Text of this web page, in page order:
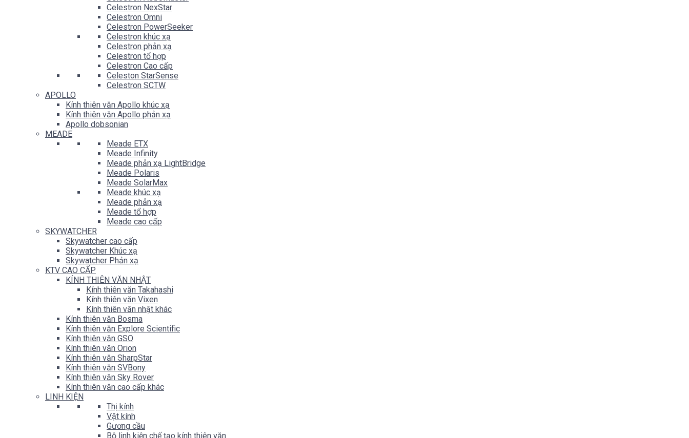
Celestron NexStar
Celestron Omni
Celestron PowerSeeker
Celestron khúc xạ
Celestron phản xạ
Celestron tổ hợp
Celestron Cao cấp
Celeston StarSense
Celestron SCTW
APOLLO
Kính thiên văn Apollo khúc xạ
Kính thiên văn Apollo phản xạ
Apollo dobsonian
MEADE
Meade ETX
Meade Infinity
Meade phản xạ LightBridge
Meade Polaris
Meade SolarMax
Meade khúc xạ
Meade phản xạ
Meade tổ hợp
Meade cao cấp
SKYWATCHER
Skywatcher cao cấp
Skywatcher Khúc xạ
Skywatcher Phản xạ
KTV CAO CẤP
KÍNH THIÊN VĂN NHẬT
Kính thiên văn Takahashi
Kính thiên văn Vixen
Kính thiên văn nhật khác
Kính thiên văn Bosma
Kính thiên văn Explore Scientific
Kính thiên văn GSO
Kính thiên văn Orion
Kính thiên văn SharpStar
Kính thiên văn SVBony
Kính thiên văn Sky Rover
Kính thiên văn cao cấp khác
LINH KIỆN
Thị kính
Vật kính
Gương cầu
Bộ linh kiện chế tạo kính thiên văn